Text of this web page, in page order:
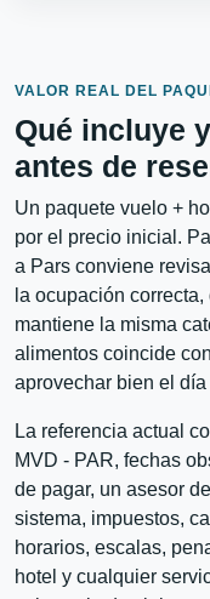
VALOR REAL DEL
Qué incluye
antes de
Un paquete vuelo +
por el precio inicial.
a Pars conviene
la ocupación
mantiene la misma
alimentos coincide
aprovechar bien el
La referencia actual
MVD - PAR, fechas
de pagar, un asesor
sistema, impuestos,
horarios, escalas,
hotel y cualquier